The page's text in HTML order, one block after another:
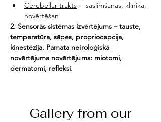
Cerebellar trakts -  saslimšanas, klīnika,
novērtēšan
2. Sensorās sistēmas izvērtējums – tauste,
temperatūra, sāpes, propriocepcija,
kinestēzija. Pamata neiroloģiskā
novērtējuma novērtējums: miotomi,
dermatomi, refleksi.
Gallery from our